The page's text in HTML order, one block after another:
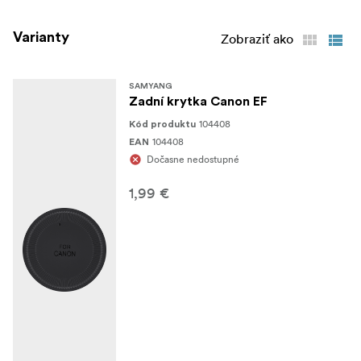
Varianty Zobraziť ako
SAMYANG
Zadní krytka Canon EF
Kód produktu 104408
EAN 104408
Dočasne nedostupné
1,99 €